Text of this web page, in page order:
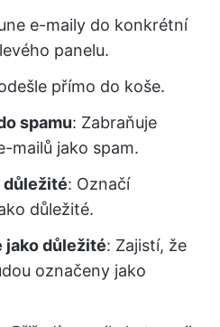
e-maily do konkrétní
panelu.
přímo do koše.
spamu: Zabraňuje
mailů jako spam.
důležité: Označí
důležité.
jako důležité: Zajistí, že
označeny jako